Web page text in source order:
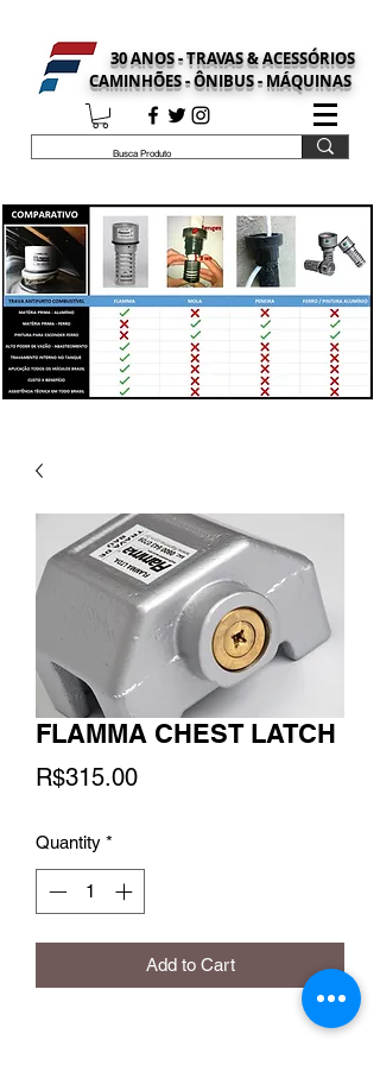
30 ANOS - TRAVAS & ACESSÓRIOS
CAMINHÕES - ÔNIBUS - MÁQUINAS
FLAMMA CHEST LATCH
R$315.00Price
Quantity *
Add to Cart